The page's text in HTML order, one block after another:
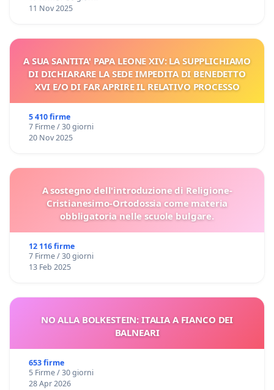
11 Nov 2025
A SUA SANTITA' PAPA LEONE XIV: LA SUPPLICHIAMO
DI DICHIARARE LA SEDE IMPEDITA DI BENEDETTO
XVI E/O DI FAR APRIRE IL RELATIVO PROCESSO
5 410 firme
7 Firme / 30 giorni
20 Nov 2025
A sostegno dell'introduzione di Religione-
Cristianesimo-Ortodossia come materia
obbligatoria nelle scuole bulgare.
12 116 firme
7 Firme / 30 giorni
13 Feb 2025
NO ALLA BOLKESTEIN: ITALIA A FIANCO DEI
BALNEARI
653 firme
5 Firme / 30 giorni
28 Apr 2026